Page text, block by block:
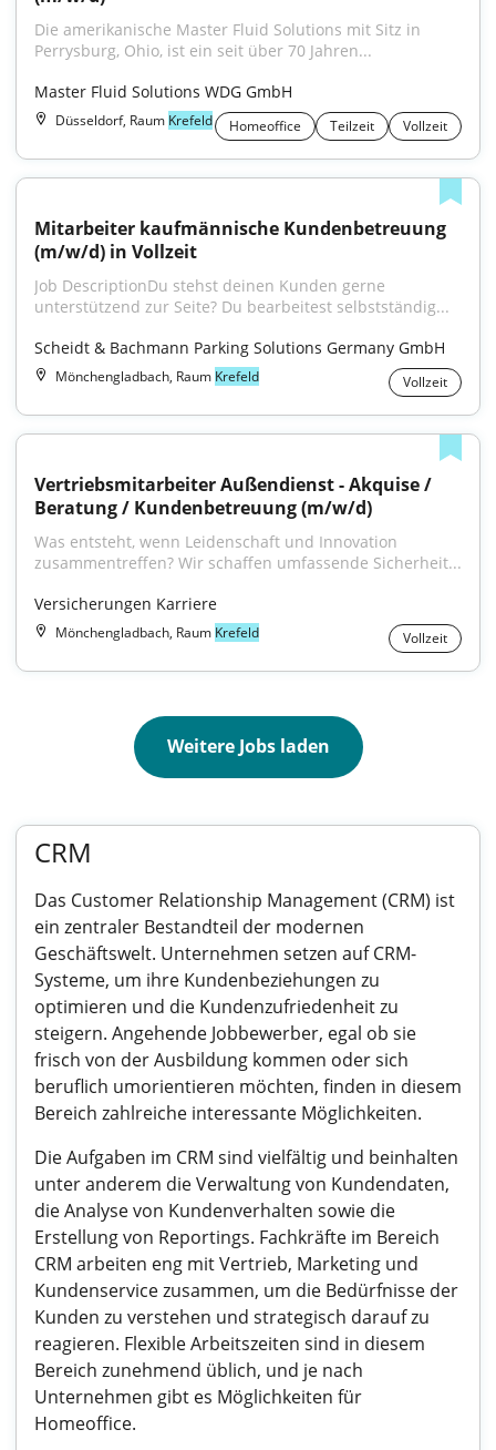
Die amerikanische Master Fluid Solutions mit Sitz in
Perrysburg, Ohio, ist ein seit über 70 Jahren...
Master Fluid Solutions WDG GmbH
Düsseldorf, Raum Krefeld Homeoffice Teilzeit Vollzeit
Mitarbeiter kaufmännische Kundenbetreuung
(m/w/d) in Vollzeit
Job DescriptionDu stehst deinen Kunden gerne
unterstützend zur Seite? Du bearbeitest selbstständig...
Scheidt & Bachmann Parking Solutions Germany GmbH
Mönchengladbach, Raum Krefeld Vollzeit
Vertriebsmitarbeiter Außendienst - Akquise /
Beratung / Kundenbetreuung (m/w/d)
Was entsteht, wenn Leidenschaft und Innovation
zusammentreffen? Wir schaffen umfassende Sicherheit...
Versicherungen Karriere
Mönchengladbach, Raum Krefeld Vollzeit
Weitere Jobs laden
CRM
Das Customer Relationship Management (CRM) ist
ein zentraler Bestandteil der modernen
Geschäftswelt. Unternehmen setzen auf CRM-
Systeme, um ihre Kundenbeziehungen zu
optimieren und die Kundenzufriedenheit zu
steigern. Angehende Jobbewerber, egal ob sie
frisch von der Ausbildung kommen oder sich
beruflich umorientieren möchten, finden in diesem
Bereich zahlreiche interessante Möglichkeiten.
Die Aufgaben im CRM sind vielfältig und beinhalten
unter anderem die Verwaltung von Kundendaten,
die Analyse von Kundenverhalten sowie die
Erstellung von Reportings. Fachkräfte im Bereich
CRM arbeiten eng mit Vertrieb, Marketing und
Kundenservice zusammen, um die Bedürfnisse der
Kunden zu verstehen und strategisch darauf zu
reagieren. Flexible Arbeitszeiten sind in diesem
Bereich zunehmend üblich, und je nach
Unternehmen gibt es Möglichkeiten für
Homeoffice.